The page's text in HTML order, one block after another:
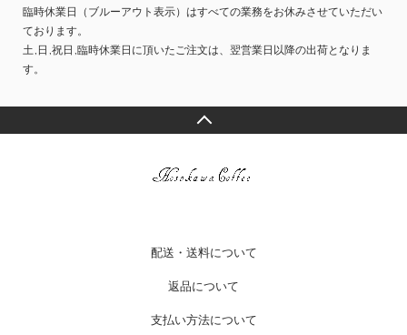
臨時休業日（ブルーアウト表示）はすべての業務をお休みさせていただい
ております。
土,日,祝日,臨時休業日に頂いたご注文は、翌営業日以降の出荷となりま
す。
配送・送料について
返品について
支払い方法について